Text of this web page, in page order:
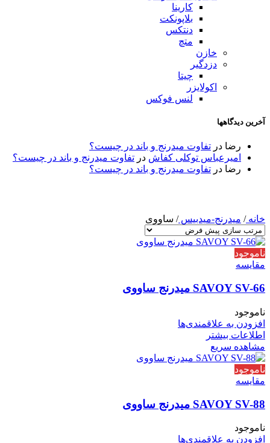
کارینا
بلاپونکت
دنتکس
متچ
خازن
دزدگیر
چیتا
اکولایزر
لنس فوکس
آخرین دیدگاهها
رضا در تفاوت میدرنج و باند در چیست؟
امیرعباس توکلی کفاش در تفاوت میدرنج و باند در چیست؟
رضا در تفاوت میدرنج و باند در چیست؟
خانه/ میدرنج-میدبیس/ ساووی
ناموجود
مقایسه
SAVOY SV-66 میدرنج ساووی
ناموجود
افزودن به علاقمندی‌ها
اطلاعات بیشتر
مشاهده سریع
ناموجود
مقایسه
SAVOY SV-88 میدرنج ساووی
ناموجود
افزودن به علاقمندی‌ها